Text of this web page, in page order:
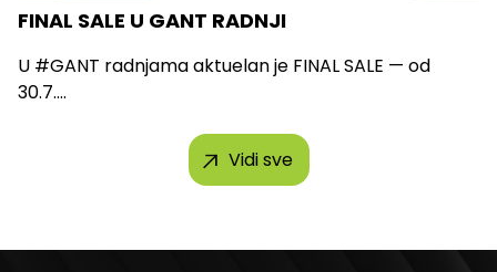
FINAL SALE U GANT RADNJI
U #GANT radnjama aktuelan je FINAL SALE — od
30.7....
Vidi sve